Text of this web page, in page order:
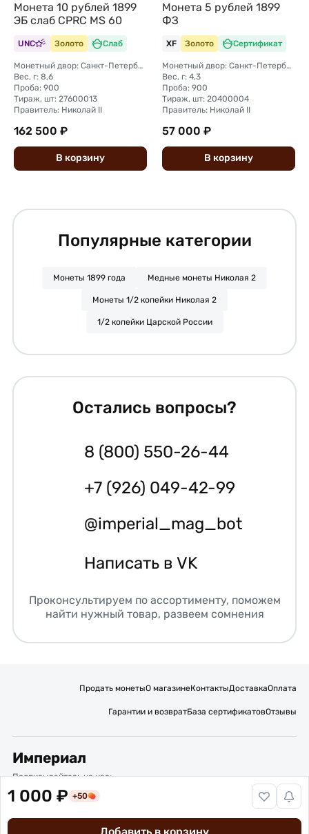
1 000 ₽ +50
Монета 10 рублей 1899
ЭБ слаб CPRC MS 60
UNC Золото Слаб
Монетный двор: Санкт-Петербургский монетный двор
Вес, г: 8,6
Проба: 900
Тираж, шт: 27600013
Правитель: Николай II
162 500 ₽
В корзину
Монета 5 рублей 1899
ФЗ
XF Золото Сертификат
Монетный двор: Санкт-Петербургский монетный двор
Вес, г: 4,3
Проба: 900
Тираж, шт: 20400004
Правитель: Николай II
57 000 ₽
В корзину
Популярные категории
Монеты 1899 года Медные монеты Николая 2
Монеты 1/2 копейки Николая 2
1/2 копейки Царской России
Остались вопросы?
8 (800) 550-26-44
+7 (926) 049-42-99
@imperial_mag_bot
Написать в VK
Проконсультируем по ассортименту, поможем
найти нужный товар, развеем сомнения
Продать монетыО магазинеКонтактыДоставкаОплата
Гарантии и возвратБаза сертификатовОтзывы
Империал
Подписывайтесь на нас:
Вакансии
Политика обработки персональных данных